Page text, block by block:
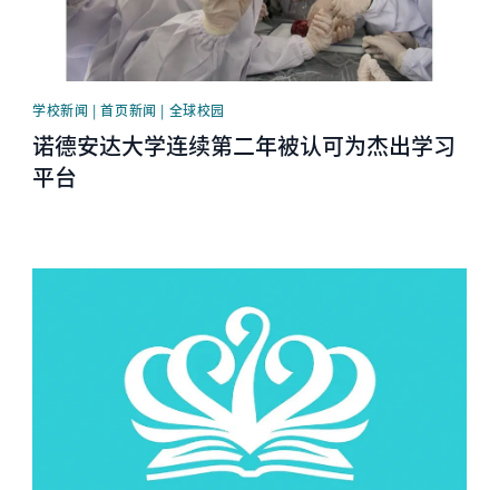
学校新闻 | 首页新闻 | 全球校园
诺德安达大学连续第二年被认可为杰出学习
平台